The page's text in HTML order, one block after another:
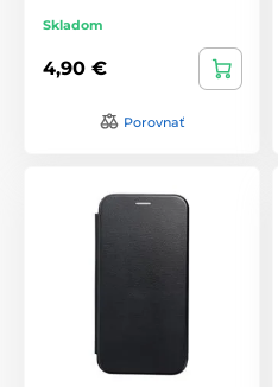
Skladom
4,90 €
Porovnať